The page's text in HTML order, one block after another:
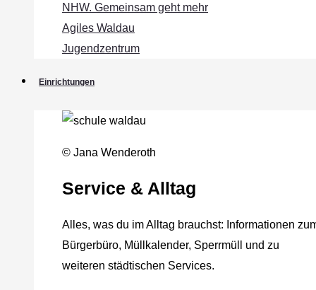
NHW. Gemeinsam geht mehr
Agiles Waldau
Jugendzentrum
Einrichtungen
© Jana Wenderoth
Service & Alltag
Alles, was du im Alltag brauchst: Informationen
Bürgerbüro, Müllkalender, Sperrmüll und zu
weiteren städtischen Services.